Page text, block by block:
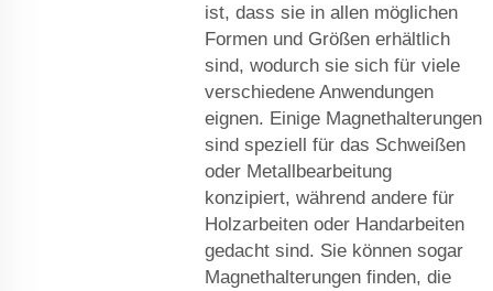
ist, dass sie in allen möglichen
Formen und Größen erhältlich
sind, wodurch sie sich für viele
verschiedene Anwendungen
eignen. Einige Magnethalterungen
sind speziell für das Schweißen
oder Metallbearbeitung
konzipiert, während andere für
Holzarbeiten oder Handarbeiten
gedacht sind. Sie können sogar
Magnethalterungen finden, die